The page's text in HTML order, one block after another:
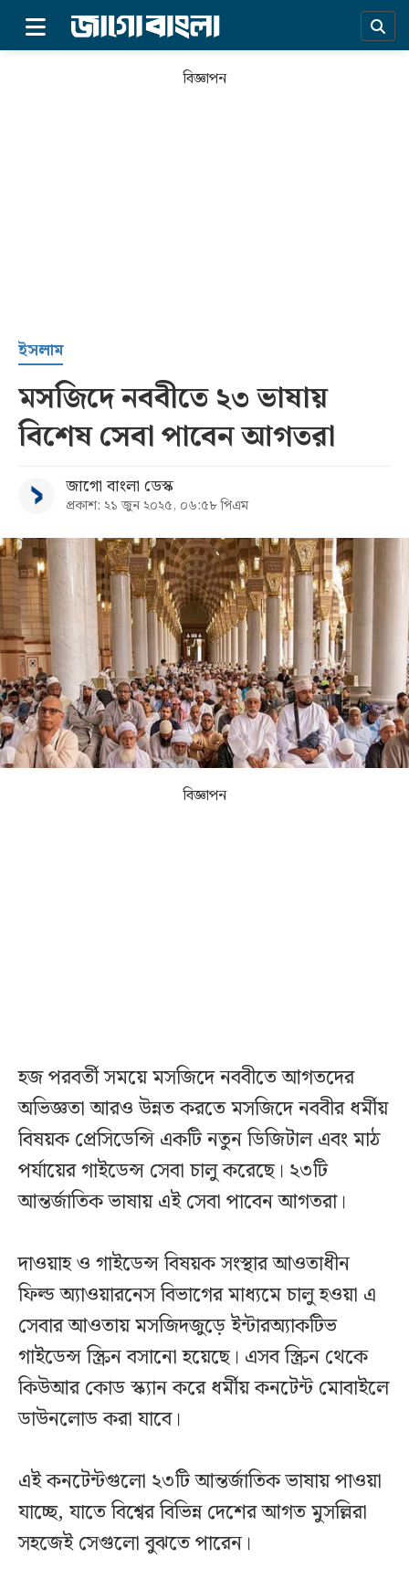
সর্বশেষ
বিভাগ
আর্কাইভ
কনভার্টার
বিজ্ঞাপন
ইসলাম
মসজিদে নববীতে ২৩ ভাষায়
বিশেষ সেবা পাবেন আগতরা
জাগো বাংলা ডেস্ক
প্রকাশ: ২১ জুন ২০২৫, ০৬:৫৮ পিএম
বিজ্ঞাপন
হজ পরবর্তী সময়ে মসজিদে নববীতে আগতদের
অভিজ্ঞতা আরও উন্নত করতে মসজিদে নববীর ধর্মীয়
বিষয়ক প্রেসিডেন্সি একটি নতুন ডিজিটাল এবং মাঠ
পর্যায়ের গাইডেন্স সেবা চালু করেছে। ২৩টি
আন্তর্জাতিক ভাষায় এই সেবা পাবেন আগতরা।
দাওয়াহ ও গাইডেন্স বিষয়ক সংস্থার আওতাধীন
ফিল্ড অ্যাওয়ারনেস বিভাগের মাধ্যমে চালু হওয়া এ
সেবার আওতায় মসজিদজুড়ে ইন্টারঅ্যাকটিভ
গাইডেন্স স্ক্রিন বসানো হয়েছে। এসব স্ক্রিন থেকে
কিউআর কোড স্ক্যান করে ধর্মীয় কনটেন্ট মোবাইলে
ডাউনলোড করা যাবে।
এই কনটেন্টগুলো ২৩টি আন্তর্জাতিক ভাষায় পাওয়া
যাচ্ছে, যাতে বিশ্বের বিভিন্ন দেশের আগত মুসল্লিরা
সহজেই সেগুলো বুঝতে পারেন।